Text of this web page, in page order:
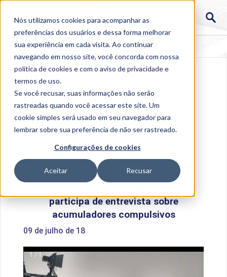
Nós utilizamos cookies para acompanhar as
preferências dos usuários e dessa forma melhorar
sua experiência em cada visita. Ao continuar
navegando em nosso site, você concorda com nossa
política de cookies e com o aviso deprivacidade e
termos de uso.
Se você recusar, suas informações não serão
rastreadas quando você acessar este site. Um
cookie simples será usado em seu navegador para
lembrar sobre sua preferência de não ser rastreado.
Configurações de cookies
Aceitar Recusar
Professor e Gerente de RH da Uniube participa de
entrevista sobre acumuladores compulsivos
participa de entrevista sobre
acumuladores compulsivos
09 de julho de 18
1 / 1